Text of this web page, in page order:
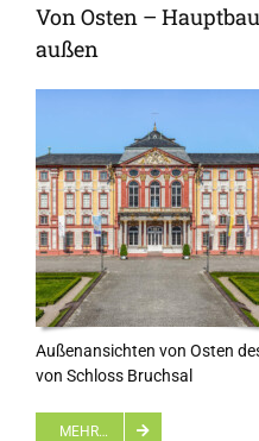
Von Osten –
außen
Außenansichten von Osten
von Schloss Bruchsal
MEHR…